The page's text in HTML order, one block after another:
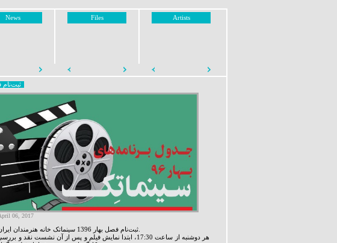
News Files Artists
ثبت‌نام
06, 2017
هر دوشنبه از ساعت 17:30، ابتدا نمایش فیلم و پس از آن نشست نقد و